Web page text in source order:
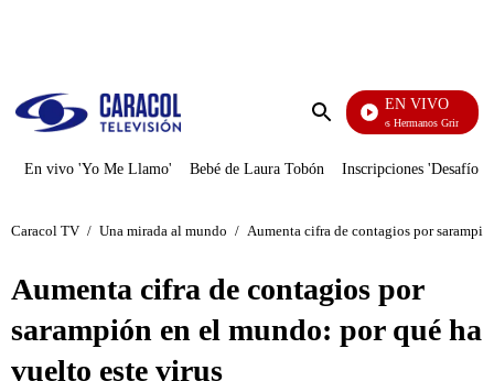
Enviar
EN VIVO
Cuentos De Los Hermanos Grimm
En vivo 'Yo Me Llamo' Bebé de Laura Tobón Inscripciones 'Desafío'
Caracol TV / Una mirada al mundo / Aumenta cifra de contagios por
Aumenta cifra de contagios por
sarampión en el mundo: por qué ha
vuelto este virus